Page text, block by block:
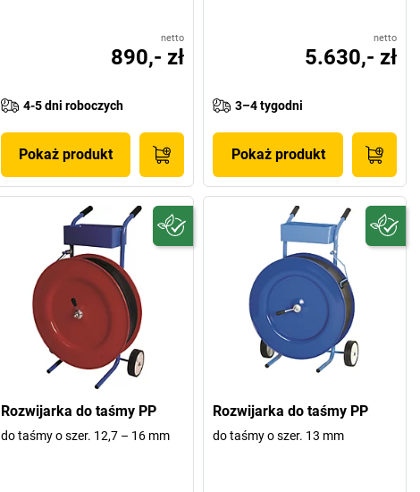
netto
890,- zł
4-5 dni roboczych
Pokaż produkt
netto
5.630,- zł
3–4 tygodni
Pokaż produkt
Rozwijarka do taśmy PP
do taśmy o szer. 12,7 – 16 mm
Rozwijarka do taśmy PP
do taśmy o szer. 13 mm